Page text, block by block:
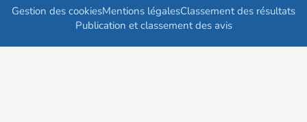
Gestion des cookiesMentions légalesClassement des résultats
Publication et classement des avis